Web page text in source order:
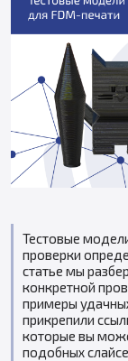
Тестовые
проверки
статье мы
конкретной
примеры
прикрепили
которые вы
подобных